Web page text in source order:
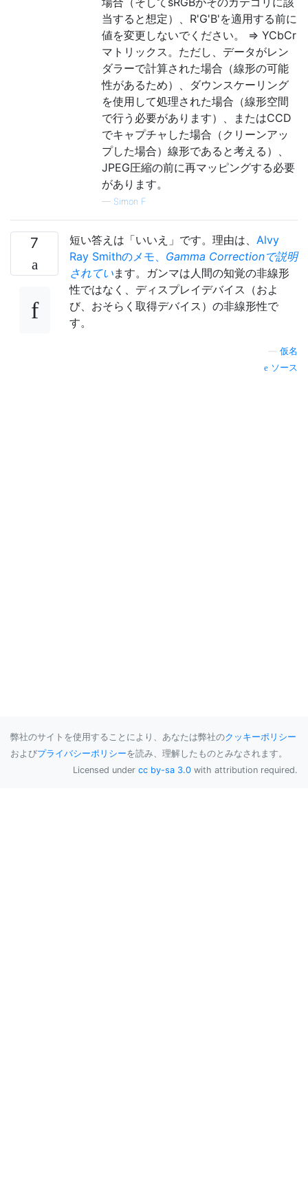
当すると想定）、R'G'B'を適用する前に
値を変更しないでください。 => YCbCr
マトリックス。ただし、データがレン
ダラーで計算された場合（線形の可能
性があるため）、ダウンスケーリング
を使用して処理された場合（線形空間
で行う必要があります）、またはCCD
でキャプチャした場合（クリーンアッ
プした場合）線形であると考える）、
JPEG圧縮の前に再マッピングする必要
があります。
— Simon F
7 短い答えは「いいえ」です。理由は、 Alvy
Ray Smithのメモ、 Gamma Correctionで説明
されています。ガンマは人間の知覚の非線形
性ではなく、ディスプレイデバイス（およ
び、おそらく取得デバイス）の非線形性で
す。
仮名
ソース
弊社のサイトを使用することにより、あなたは弊社のクッキーポリシー
およびプライバシーポリシーを読み、理解したものとみなされます。
Licensed under cc by-sa 3.0 with attribution required.